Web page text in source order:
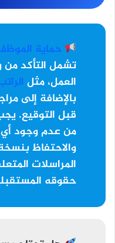
حماية
تشمل التأكد
العمل، مثل
بالإضافة إلى
قبل التوقيع.
من عدم وجود أي
والاحتفاظ
المراسلات
حقوقه